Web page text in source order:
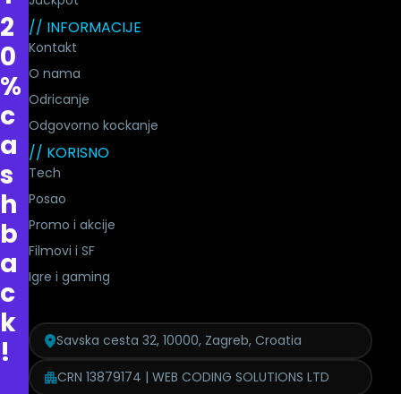
2
0
%
c
a
s
h
b
a
c
k
!
// INFORMACIJE
Kontakt
O nama
Odricanje
Odgovorno kockanje
// KORISNO
Tech
Posao
Promo i akcije
Filmovi i SF
Igre i gaming
Savska cesta 32, 10000, Zagreb, Croatia
CRN 13879174 | WEB CODING SOLUTIONS LTD